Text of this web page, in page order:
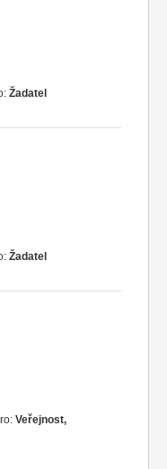
Žadatel
Žadatel
Veřejnost,